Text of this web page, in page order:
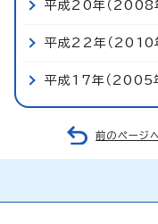
平成20年（2008
平成22年（2010
平成17年（2005
前のページ